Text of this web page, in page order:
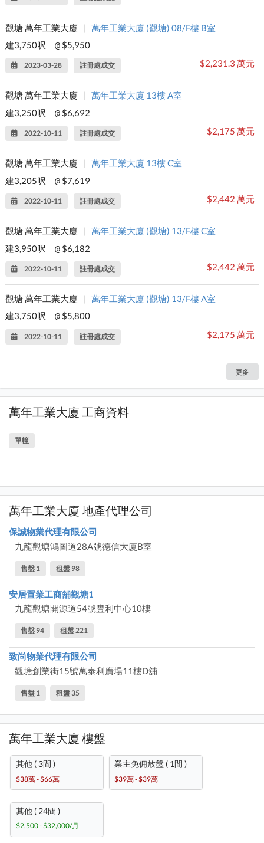
觀塘 萬年工業大廈 |
萬年工業大廈 (觀塘) 08/F樓 B室
建3,750呎
@ $5,950
2023-03-28 註冊處成交 $2,231.3 萬元
觀塘 萬年工業大廈
萬年工業大廈 13樓 A室
建3,250呎
@ $6,692
2022-10-11 註冊處成交 $2,175 萬元
觀塘 萬年工業大廈
萬年工業大廈 13樓 C室
建3,205呎
@ $7,619
2022-10-11 註冊處成交 $2,442 萬元
觀塘 萬年工業大廈
萬年工業大廈 (觀塘) 13/F樓 C室
建3,950呎
@ $6,182
2022-10-11 註冊處成交 $2,442 萬元
觀塘 萬年工業大廈 |
萬年工業大廈 (觀塘) 13/F樓 A室
建3,750呎
@ $5,800
2022-10-11 註冊處成交 $2,175 萬元
更多
萬年工業大廈 工商資料
單幢
萬年工業大廈 地產代理公司
保誠物業代理有限公司
九龍觀塘鴻圖道28A號德信大廈B室
售盤 1 租盤 98
安居置業工商舖觀塘1
九龍觀塘開源道54號豐利中心10樓
售盤 94 租盤 221
致尚物業代理有限公司
觀塘創業街15號萬泰利廣場11樓D舖
售盤 1 租盤 35
萬年工業大廈 樓盤
其他 ( 3間 )
$38萬 - $66萬
業主免佣放盤 ( 1間 )
$39萬 - $39萬
其他 ( 24間 )
$2,500 - $32,000/月